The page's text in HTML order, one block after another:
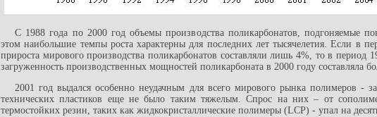
С 1988 года по 2000 год объемы производства поликарбонатов, подгоняемые
этом наибольшие темпы роста характерны для последних лет тысячелетия. Если в
прироста мирового производства поликарбонатов составляли лишь 4%, то в
загруженность производственных мощностей поликарбоната в 2000 году составляла
2001 год выдался особенно неудачным для всего мирового рынка полимеров -
технических пластиков еще не было таким тяжелым. Спрос на них – от
термостойких резин, таких как жидкокристаллические полимеры (LCP) - упал на